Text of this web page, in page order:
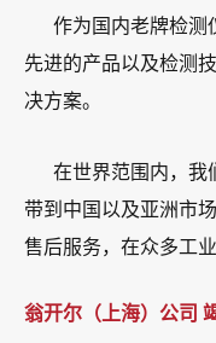
作为国内老牌检测
先进的产品以及检测
决方案。
在世界范围内，我
带到中国以及亚洲市
售后服务，在众多工
翁开尔（上海）公司